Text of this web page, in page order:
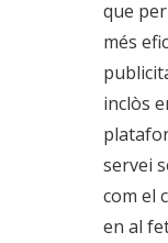
que
més
inclòs
servei
com el
en al